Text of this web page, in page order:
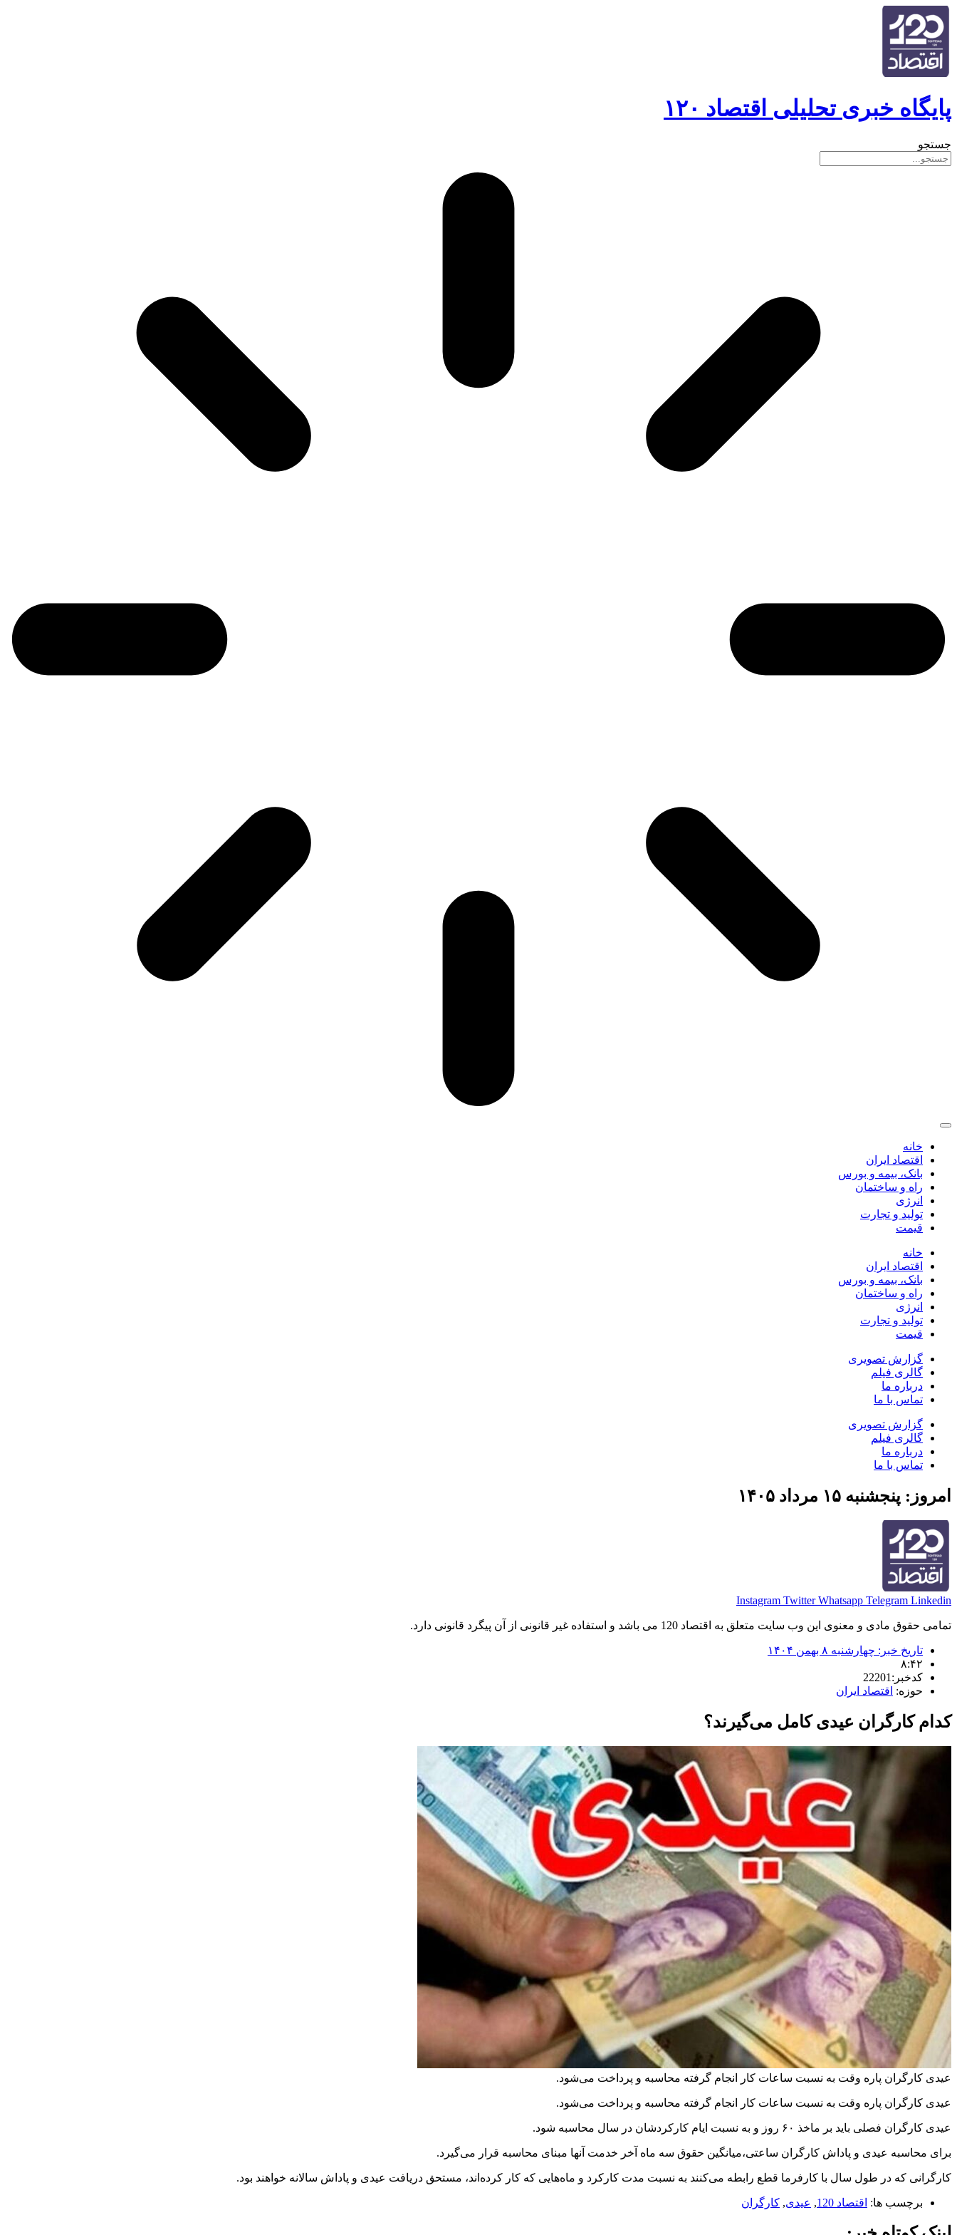
پایگاه خبری تحلیلی اقتصاد ۱۲۰
جستجو
خانه
اقتصاد ایران
بانک، بیمه و بورس
راه و ساختمان
انرژی
تولید و تجارت
قیمت
خانه
اقتصاد ایران
بانک، بیمه و بورس
راه و ساختمان
انرژی
تولید و تجارت
قیمت
گزارش تصویری
گالری فیلم
درباره ما
تماس با ما
گزارش تصویری
گالری فیلم
درباره ما
تماس با ما
امروز: پنجشنبه ۱۵ مرداد ۱۴۰۵
Instagram Twitter Whatsapp Telegram Linkedin
تمامی حقوق مادی و معنوی این وب سایت متعلق به اقتصاد 120 می باشد و استفاده غیر قانونی از آن پیگرد قانونی دارد.
تاریخ خبر: چهارشنبه ۸ بهمن ۱۴۰۴
۸:۴۲
کدخبر:22201
حوزه: اقتصاد ایران
کدام کارگران عیدی کامل می‌گیرند؟
عیدی کارگران پاره وقت به نسبت ساعات کار انجام گرفته محاسبه و پرداخت می‌شود.
عیدی کارگران پاره وقت به نسبت ساعات کار انجام گرفته محاسبه و پرداخت می‌شود.
عیدی کارگران فصلی باید بر ماخذ ۶۰ روز و به نسبت ایام کارکردشان در سال محاسبه شود.
برای محاسبه عیدی و پاداش کارگران ساعتی،میانگین حقوق سه ماه آخر خدمت آنها مبنای محاسبه قرار می‌گیرد.
کارگرانی که در طول سال با کارفرما قطع رابطه می‌کنند به نسبت مدت کارکرد و ماه‌هایی که کار کرده‌اند، مستحق دریافت عیدی و پاداش سالانه خواهند بود.
برچسب ها: اقتصاد 120 , عیدی, کارگران